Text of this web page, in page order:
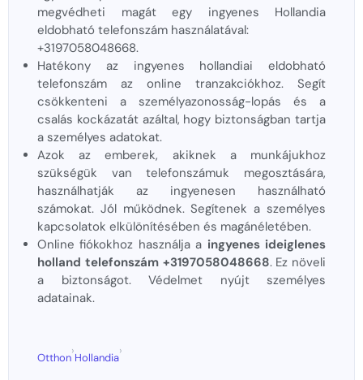
megvédheti magát egy ingyenes Hollandia
eldobható telefonszám használatával:
+3197058048668.
Hatékony az ingyenes hollandiai eldobható
telefonszám az online tranzakciókhoz. Segít
csökkenteni a személyazonosság-lopás és a
csalás kockázatát azáltal, hogy biztonságban tartja
a személyes adatokat.
Azok az emberek, akiknek a munkájukhoz
szükségük van telefonszámuk megosztására,
használhatják az ingyenesen használható
számokat. Jól működnek. Segítenek a személyes
kapcsolatok elkülönítésében és magánéletében.
Online fiókokhoz használja a ingyenes ideiglenes
holland telefonszám +3197058048668. Ez növeli
a biztonságot. Védelmet nyújt személyes
adatainak.
Otthon
›
Hollandia
›